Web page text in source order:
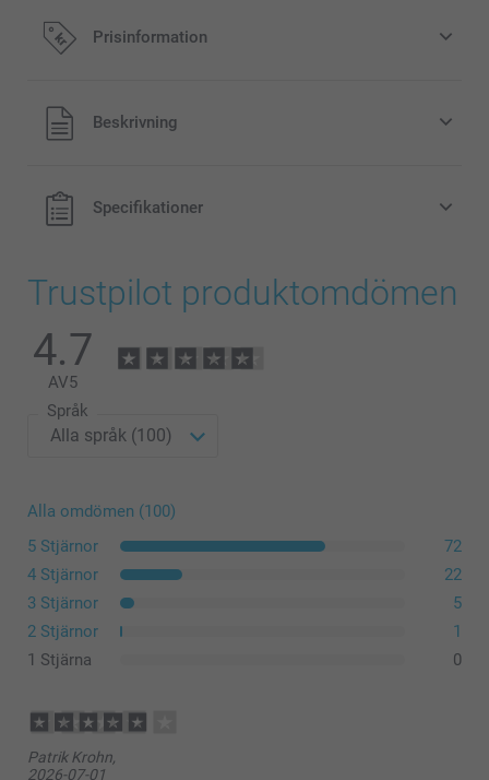
Prisinformation
Alla priser är i svenska kronor (SEK), inklusive moms och
exklusive porto.
Beskrivning
Specifikationer
Trustpilot produktomdömen
4.7
AV5
Språk
Alla omdömen (100)
5 Stjärnor
72
4 Stjärnor
22
3 Stjärnor
5
2 Stjärnor
1
1 Stjärna
0
Patrik Krohn,
2026-07-01